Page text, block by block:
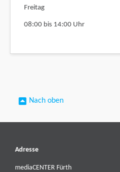
Freitag
08:00 bis 14:00 Uhr
Nach oben
Adresse
mediaCENTER Fürth